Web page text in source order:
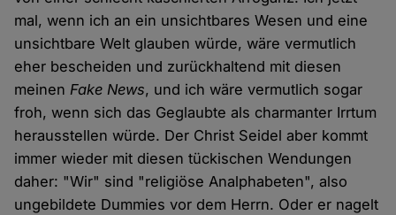
mal, wenn ich an ein unsichtbares Wesen und eine
unsichtbare Welt glauben würde, wäre vermutlich
eher bescheiden und zurückhaltend mit diesen
meinenFake News, und ich wäre vermutlich sogar
froh, wenn sich das Geglaubte als charmanter Irrtum
herausstellen würde. Der Christ Seidel aber kommt
immer wieder mit diesen tückischen Wendungen
daher: "Wir" sind "religiöse Analphabeten", also
ungebildete Dummies vor dem Herrn. Oder er nagelt